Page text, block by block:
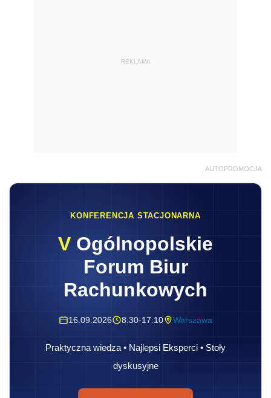
REKLAMA
AUTOPROMOCJA
KONFERENCJA STACJONARNA
V Ogólnopolskie
Forum Biur
Rachunkowych
16.09.2026 8:30-17:10 Warszawa
Praktyczna wiedza • Najlepsi Eksperci • Stoły
dyskusyjne